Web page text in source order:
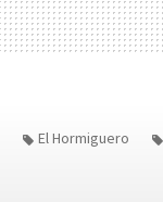
El Hormiguero